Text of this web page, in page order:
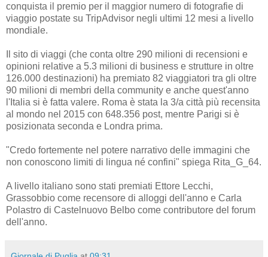
conquista il premio per il maggior numero di fotografie di
viaggio postate su TripAdvisor negli ultimi 12 mesi a livello
mondiale.
Il sito di viaggi (che conta oltre 290 milioni di recensioni e
opinioni relative a 5.3 milioni di business e strutture in oltre
126.000 destinazioni) ha premiato 82 viaggiatori tra gli oltre
90 milioni di membri della community e anche quest'anno
l'Italia si è fatta valere. Roma è stata la 3/a città più recensita
al mondo nel 2015 con 648.356 post, mentre Parigi si è
posizionata seconda e Londra prima.
"Credo fortemente nel potere narrativo delle immagini che
non conoscono limiti di lingua né confini" spiega Rita_G_64.
A livello italiano sono stati premiati Ettore Lecchi,
Grassobbio come recensore di alloggi dell'anno e Carla
Polastro di Castelnuovo Belbo come contributore del forum
dell'anno.